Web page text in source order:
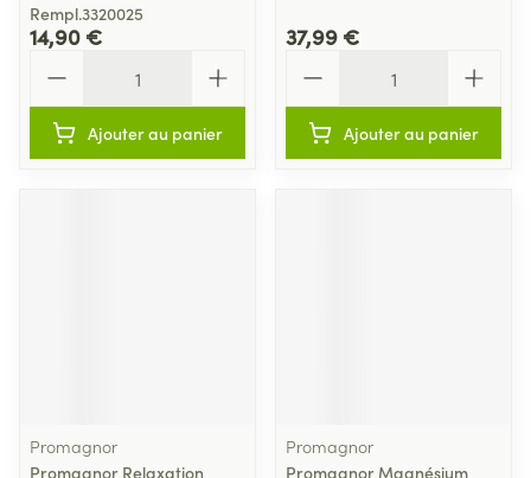
Rempl.3320025
14,90 €
Ajouter au panier
37,99 €
Ajouter au panier
Promagnor
Promagnor Relaxation
Promagnor
Promagnor Magnésium